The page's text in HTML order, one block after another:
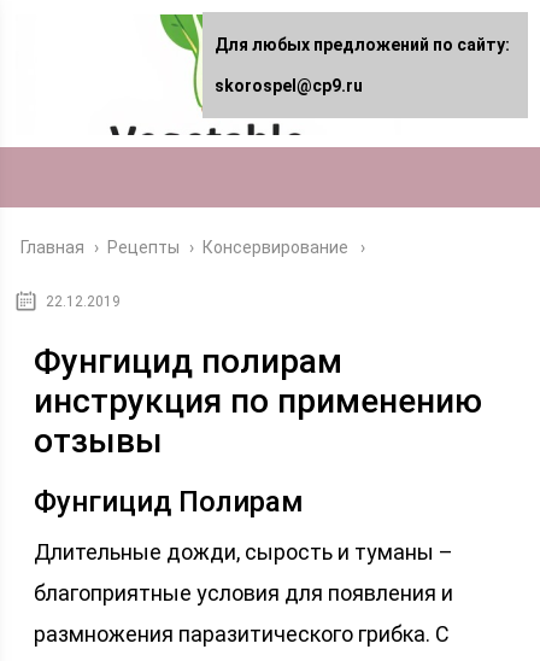
Главная › Рецепты › Консервирование
22.12.2019
Фунгицид полирам
инструкция по применению
отзывы
Фунгицид Полирам
Длительные дожди, сырость и туманы –
благоприятные условия для появления и
размножения паразитического грибка. С
Для любых предложений по сайту:
skorospel@cp9.ru